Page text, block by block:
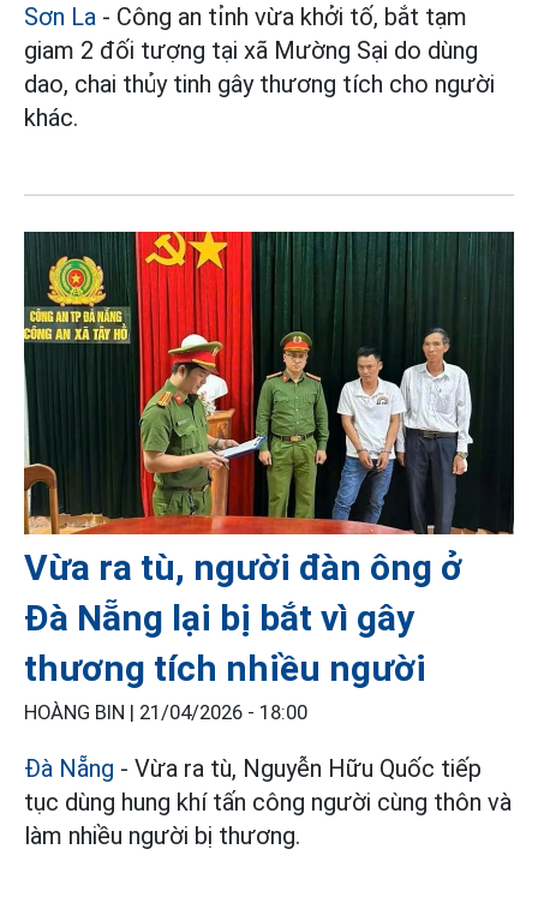
Sơn La - Công an tỉnh vừa khởi tố, bắt tạm
giam 2 đối tượng tại xã Mường Sại do dùng
dao, chai thủy tinh gây thương tích cho người
khác.
Vừa ra tù, người đàn ông ở
Đà Nẵng lại bị bắt vì gây
thương tích nhiều người
HOÀNG BIN | 21/04/2026 - 18:00
Đà Nẵng - Vừa ra tù, Nguyễn Hữu Quốc tiếp
tục dùng hung khí tấn công người cùng thôn và
làm nhiều người bị thương.